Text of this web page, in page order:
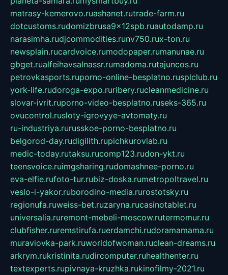
matrasy-kemerovo.ruashanet.rutrade-farm.ru
dotcustoms.rudomizbrusa9x12spb.ruautodamp.ru
narasimha.rudjcommodities.runv750.rux-ton.ru
newsplain.rucardvoice.rumodopaper.rumanunae.ru
gbget.rualfeihavsalnassr.rumadoma.rutajuncos.ru
petrovkasports.ruporno-online-besplatno.rusplclub.ru
york-life.rudoroga-expo.ruribery.rucleanmedicine.ru
slovar-ivrit.ruporno-video-besplatno.ruseks-365.ru
ovucontrol.rusloty-igrovyye-avtomaty.ru
ru-industriya.rurusskoe-porno-besplatno.ru
belgorod-day.rudigilith.rupichkurovlab.ru
medic-today.rutaksu.rucomp123.rudon-ykt.ru
teensvoice.ruimgsharing.rudomashnee-porno.ru
eva-elfie.rufoto-tur.rubiz-doska.rumetropoltravel.ru
veslo-i-yakor.ruborodino-media.rurostotsky.ru
regionufa.ruweiss-bet.ruzaryna.rucasinotablet.ru
universalia.ruremont-mebeli-moscow.rutermomur.ru
clubfisher.ruremstirufa.ruerdamchi.rudoramamama.ru
muraviovka-park.ruworldofwoman.ruclean-dreams.ru
arkrym.rukristinita.rudircomputer.ruhealthenter.ru
textexperts.rupivnaya-kruzhka.rukinofilmy-2021.ru